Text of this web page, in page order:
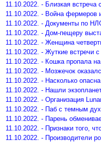
11.10.2022. - Близкая встреча
11.10.2022. - Война фермеров
11.10.2022. - Документы по
11.10.2022. - Дом-пещеру
11.10.2022. - Женщина
11.10.2022. - Жуткие встречи
11.10.2022. - Кошка пропала
11.10.2022. - Мозжечок
11.10.2022. - Насколько
11.10.2022. - Нашли
11.10.2022. - Организация
11.10.2022. - Паб с темным
11.10.2022. - Парень
11.10.2022. - Признаки того,
11.10.2022. - Производители